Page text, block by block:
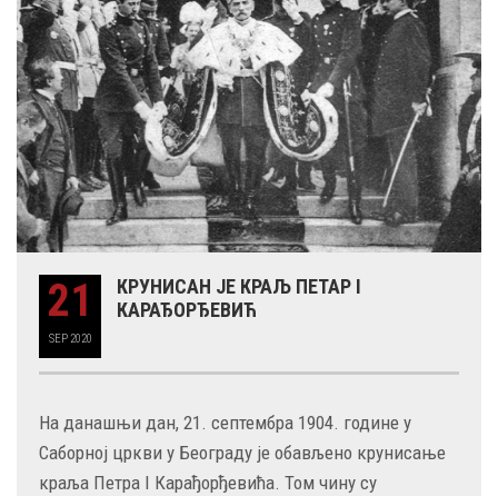
21
SEP 2020
КРУНИСАН ЈЕ КРАЉ ПЕТАР I
КАРАЂОРЂЕВИЋ
На данашњи дан, 21. септембра 1904. године у
Саборној цркви у Београду је обављено крунисање
краља Петра I Карађорђевића. Том чину су